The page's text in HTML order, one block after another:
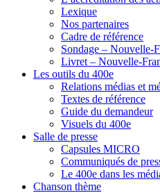
Lexique
Nos partenaires
Cadre de référence
Sondage – Nouvelle-
Livret – Nouvelle-
Les outils du 400e
Relations médias et
Textes de référence
Guide du demandeur
Visuels du 400e
Salle de presse
Capsules MICRO
Communiqués de
Le 400e dans les
Chanson thème